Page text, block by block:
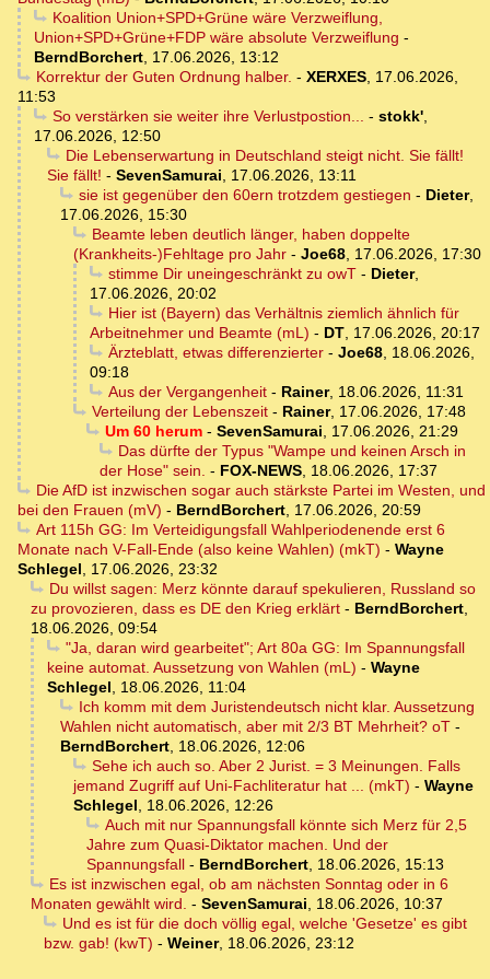
Koalition Union+SPD+Grüne wäre Verzweiflung,
Union+SPD+Grüne+FDP wäre absolute Verzweiflung -
BerndBorchert, 17.06.2026, 13:12
Korrektur der Guten Ordnung halber. - XERXES, 17.06.2026,
11:53
So verstärken sie weiter ihre Verlustpostion... - stokk',
17.06.2026, 12:50
Die Lebenserwartung in Deutschland steigt nicht. Sie fällt!
Sie fällt! - SevenSamurai, 17.06.2026, 13:11
sie ist gegenüber den 60ern trotzdem gestiegen - Dieter,
17.06.2026, 15:30
Beamte leben deutlich länger, haben doppelte
(Krankheits-)Fehltage pro Jahr - Joe68, 17.06.2026, 17:30
stimme Dir uneingeschränkt zu owT- Dieter,
17.06.2026, 20:02
Hier ist (Bayern) das Verhältnis ziemlich ähnlich für
Arbeitnehmer und Beamte (mL) - DT, 17.06.2026, 20:17
Ärzteblatt, etwas differenzierter- Joe68, 18.06.2026,
09:18
Aus der Vergangenheit- Rainer, 18.06.2026, 11:31
Verteilung der Lebenszeit- Rainer, 17.06.2026, 17:48
Um 60 herum- SevenSamurai, 17.06.2026, 21:29
Das dürfte der Typus "Wampe und keinen Arsch in
der Hose" sein. - FOX-NEWS, 18.06.2026, 17:37
Die AfD ist inzwischen sogar auch stärkste Partei im Westen, und
bei den Frauen (mV) - BerndBorchert, 17.06.2026, 20:59
Art 115h GG: Im Verteidigungsfall Wahlperiodenende erst 6
Monate nach V-Fall-Ende (also keine Wahlen) (mkT) - Wayne
Schlegel, 17.06.2026, 23:32
Du willst sagen: Merz könnte darauf spekulieren, Russland so
zu provozieren, dass es DE den Krieg erklärt - BerndBorchert,
18.06.2026, 09:54
"Ja, daran wird gearbeitet"; Art 80a GG: Im Spannungsfall
keine automat. Aussetzung von Wahlen (mL) - Wayne
Schlegel, 18.06.2026, 11:04
Ich komm mit dem Juristendeutsch nicht klar. Aussetzung
Wahlen nicht automatisch, aber mit 2/3 BT Mehrheit? oT -
BerndBorchert, 18.06.2026, 12:06
Sehe ich auch so. Aber 2 Jurist. = 3 Meinungen. Falls
jemand Zugriff auf Uni-Fachliteratur hat ... (mkT) - Wayne
Schlegel, 18.06.2026, 12:26
Auch mit nur Spannungsfall könnte sich Merz für 2,5
Jahre zum Quasi-Diktator machen. Und der
Spannungsfall - BerndBorchert, 18.06.2026, 15:13
Es ist inzwischen egal, ob am nächsten Sonntag oder in 6
Monaten gewählt wird. - SevenSamurai, 18.06.2026, 10:37
Und es ist für die doch völlig egal, welche 'Gesetze' es gibt
bzw. gab! (kwT) - Weiner, 18.06.2026, 23:12